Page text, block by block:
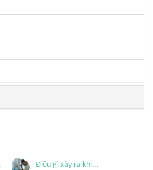
Điều gì xảy ra khi...